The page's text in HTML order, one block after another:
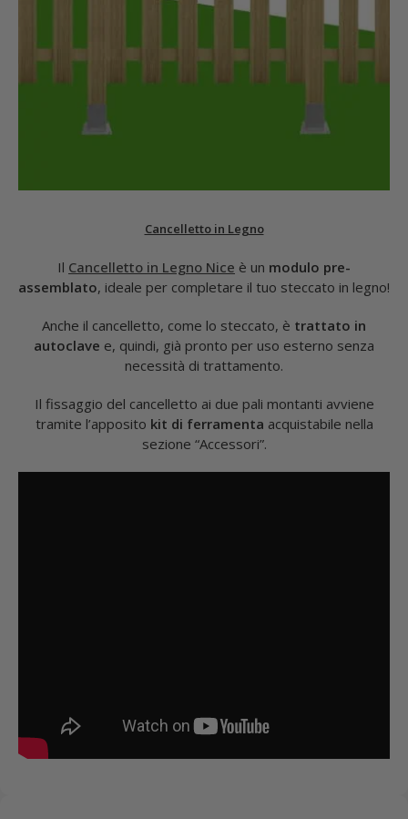
Cancelletto in Legno
Il Cancelletto in Legno Nice è un modulo pre-
assemblato, ideale per completare il tuo steccato in legno!
Anche il cancelletto, come lo steccato, è trattato in
autoclave e, quindi, già pronto per uso esterno senza
necessità di trattamento.
Il fissaggio del cancelletto ai due pali montanti avviene
tramite l’apposito kit di ferramenta acquistabile nella
sezione “Accessori”.